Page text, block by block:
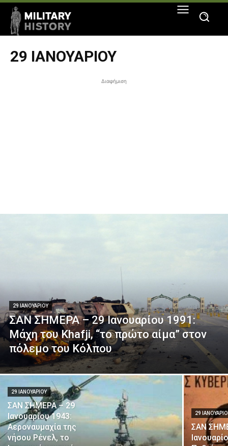
29 ΙΑΝΟΥΑΡΊΟΥ
Διαφήμιση
29 ΙΑΝΟΥΑΡΊΟΥ
ΣΑΝ ΣΗΜΕΡΑ – 29 Ιανουαρίου 1991:
Μάχη του Khafji, “το πρώτο αίμα” στον
πόλεμο του Κόλπου
29 ΙΑΝΟΥΑΡΊΟΥ
ΣΑΝ ΣΗΜΕΡΑ – 29
Ιανουαρίου 1943:
Αεροναυμαχία της
νήσου Ρένελ, το
29
ΣΑΝ